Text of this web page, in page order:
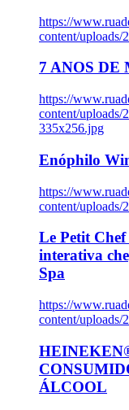
https://
content/uploads/
7 ANOS DE
https://
content/uploads/
335x256.jpg
Enóphilo
https://
content/uploads/
Le Petit
interativa
Spa
https://
content/uploads/
ÁLCOOL